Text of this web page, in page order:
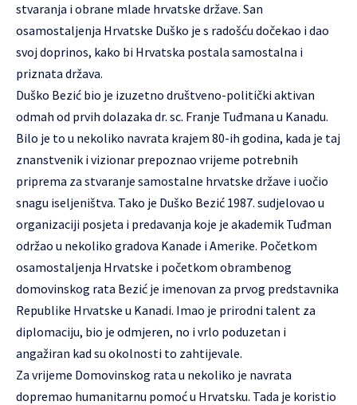
stvaranja i obrane mlade hrvatske države. San
osamostaljenja Hrvatske Duško je s radošću dočekao i dao
svoj doprinos, kako bi Hrvatska postala samostalna i
priznata država.
Duško Bezić bio je izuzetno društveno-politički aktivan
odmah od prvih dolazaka dr. sc. Franje Tuđmana u Kanadu.
Bilo je to u nekoliko navrata krajem 80-ih godina, kada je taj
znanstvenik i vizionar prepoznao vrijeme potrebnih
priprema za stvaranje samostalne hrvatske države i uočio
snagu iseljeništva. Tako je Duško Bezić 1987. sudjelovao u
organizaciji posjeta i predavanja koje je akademik Tuđman
održao u nekoliko gradova Kanade i Amerike. Početkom
osamostaljenja Hrvatske i početkom obrambenog
domovinskog rata Bezić je imenovan za prvog predstavnika
Republike Hrvatske u Kanadi. Imao je prirodni talent za
diplomaciju, bio je odmjeren, no i vrlo poduzetan i
angažiran kad su okolnosti to zahtijevale.
Za vrijeme Domovinskog rata u nekoliko je navrata
dopremao humanitarnu pomoć u Hrvatsku. Tada je koristio